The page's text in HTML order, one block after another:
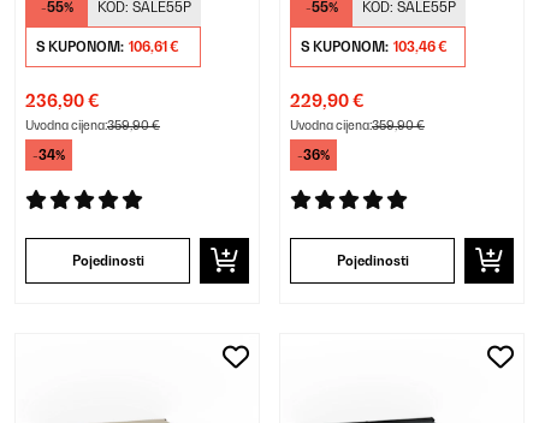
-55% KOD: SALE55P
S KUPONOM: 106,61 €
236,90 €
Uvodna cijena:359,90 €
-34%
Pojedinosti
-55% KOD: SALE55P
S KUPONOM: 103,46 €
229,90 €
Uvodna cijena:359,90 €
-36%
Pojedinosti